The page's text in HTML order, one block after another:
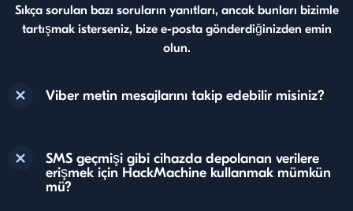
Sıkça sorulan bazı soruların yanıtları, ancak bunları bizimle
tartışmak isterseniz, bize e-posta gönderdiğinizden emin
olun.
Viber metin mesajlarını takip edebilir misiniz?
SMS geçmişi gibi cihazda depolanan verilere
erişmek için HackMachine kullanmak mümkün
mü?